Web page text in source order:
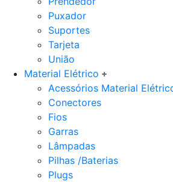
Puxador
Suportes
Tarjeta
União
Material Elétrico
Acessórios Material
Conectores
Fios
Garras
Lâmpadas
Pilhas /Baterias
Plugs